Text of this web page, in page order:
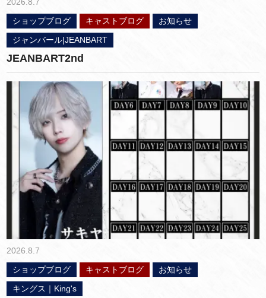
ショップブログ
キャストブログ
お知らせ
ジャンバール|JEANBART
JEANBART2nd
2026.8.7
ショップブログ
キャストブログ
お知らせ
キングス｜King's